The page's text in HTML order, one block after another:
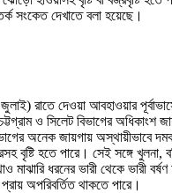
সংকেত দেখাতে বলা হয়েছে।
রাতে দেওয়া আবহাওয়ার
ও সিলেট বিভাগের অধিকাংশ
অনেক জায়গায় অস্থায়ীভাবে
বৃষ্টি হতে পারে। সেই সঙ্গে খুলনা,
মাঝারি ধরনের ভারী থেকে ভারী
অপরিবর্তিত থাকতে পারে।